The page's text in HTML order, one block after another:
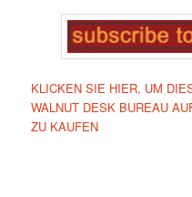
KLICKEN SIE HIER, UM
WALNUT DESK BUREAU
ZU KAUFEN